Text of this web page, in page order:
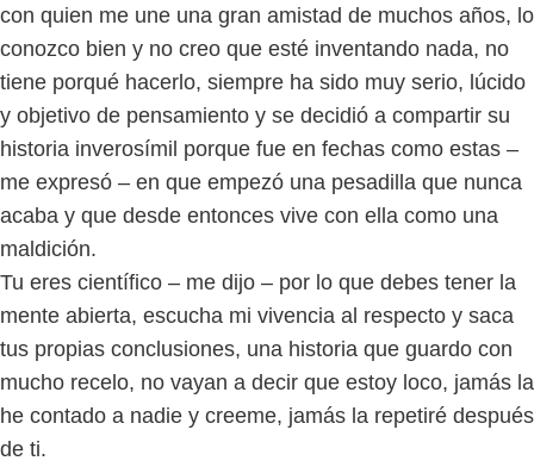
con quien me une una gran amistad de muchos años, lo
conozco bien y no creo que esté inventando nada, no
tiene porqué hacerlo, siempre ha sido muy serio, lúcido
y objetivo de pensamiento y se decidió a compartir su
historia inverosímil porque fue en fechas como estas –
me expresó – en que empezó una pesadilla que nunca
acaba y que desde entonces vive con ella como una
maldición.
Tu eres científico – me dijo – por lo que debes tener la
mente abierta, escucha mi vivencia al respecto y saca
tus propias conclusiones, una historia que guardo con
mucho recelo, no vayan a decir que estoy loco, jamás la
he contado a nadie y creeme, jamás la repetiré después
de ti.